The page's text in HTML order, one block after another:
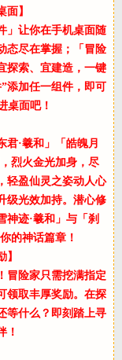
面】
」让你在手机桌面随
态尽在掌握；「冒险
探索、宜建造，一键
添加任一组件，即可
桌面吧！
·羲和」「皓魄月
烈火金光加身，尽
轻盈仙灵之姿动人心
级光效加持。潜心修
神迹·羲和」与「刹
的神话篇章！
冒险家只需挖满指定
领取丰厚奖励。在探
等什么？即刻踏上寻
！